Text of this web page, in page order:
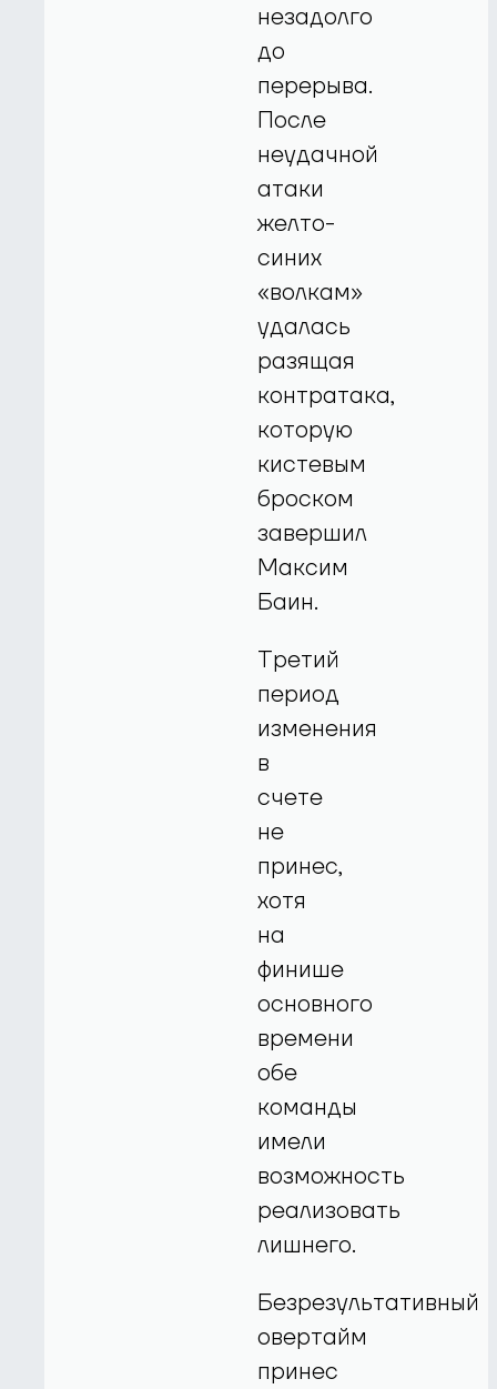
незадолго
до
перерыва.
После
неудачной
атаки
желто-
синих
«волкам»
удалась
разящая
контратака,
которую
кистевым
броском
завершил
Максим
Баин.
Третий
период
изменения
в
счете
не
принес,
хотя
на
финише
основного
времени
обе
команды
имели
возможность
реализовать
лишнего.
Безрезультативный
овертайм
принес